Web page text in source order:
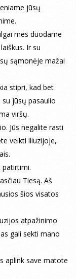
jūsų
mes duodame
Ir su
sąmonėje mažai
stipri, kad bet
jūsų pasaulio
viršų.
Jūs negalite rasti
veikti iliuzijoje,
patirtimi.
Tiesą. Aš
šios visatos
atpažinimo
gali sekti mano
aplink save matote